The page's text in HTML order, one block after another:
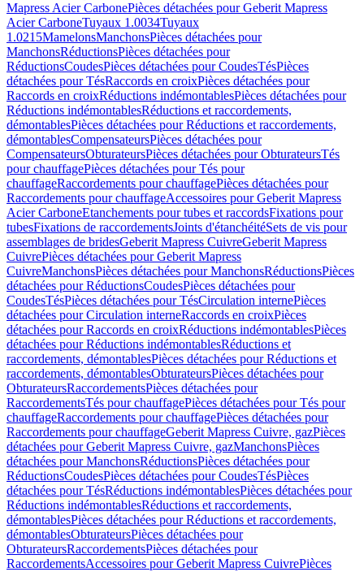
Mapress Acier CarbonePièces détachées pour Geberit Mapress
Acier CarboneTuyaux 1.0034Tuyaux
1.0215MamelonsManchonsPièces détachées pour
ManchonsRéductionsPièces détachées pour
RéductionsCoudesPièces détachées pour CoudesTésPièces
détachées pour TésRaccords en croixPièces détachées pour
Raccords en croixRéductions indémontablesPièces détachées pour
Réductions indémontablesRéductions et raccordements,
démontablesPièces détachées pour Réductions et raccordements,
démontablesCompensateursPièces détachées pour
CompensateursObturateursPièces détachées pour ObturateursTés
pour chauffagePièces détachées pour Tés pour
chauffageRaccordements pour chauffagePièces détachées pour
Raccordements pour chauffageAccessoires pour Geberit Mapress
Acier CarboneEtanchements pour tubes et raccordsFixations pour
tubesFixations de raccordementsJoints d'étanchéitéSets de vis pour
assemblages de bridesGeberit Mapress CuivreGeberit Mapress
CuivrePièces détachées pour Geberit Mapress
CuivreManchonsPièces détachées pour ManchonsRéductionsPièces
détachées pour RéductionsCoudesPièces détachées pour
CoudesTésPièces détachées pour TésCirculation internePièces
détachées pour Circulation interneRaccords en croixPièces
détachées pour Raccords en croixRéductions indémontablesPièces
détachées pour Réductions indémontablesRéductions et
raccordements, démontablesPièces détachées pour Réductions et
raccordements, démontablesObturateursPièces détachées pour
ObturateursRaccordementsPièces détachées pour
RaccordementsTés pour chauffagePièces détachées pour Tés pour
chauffageRaccordements pour chauffagePièces détachées pour
Raccordements pour chauffageGeberit Mapress Cuivre, gazPièces
détachées pour Geberit Mapress Cuivre, gazManchonsPièces
détachées pour ManchonsRéductionsPièces détachées pour
RéductionsCoudesPièces détachées pour CoudesTésPièces
détachées pour TésRéductions indémontablesPièces détachées pour
Réductions indémontablesRéductions et raccordements,
démontablesPièces détachées pour Réductions et raccordements,
démontablesObturateursPièces détachées pour
ObturateursRaccordementsPièces détachées pour
RaccordementsAccessoires pour Geberit Mapress CuivrePièces